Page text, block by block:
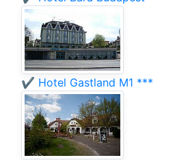
✔️ Hotel Gastland M1 ***